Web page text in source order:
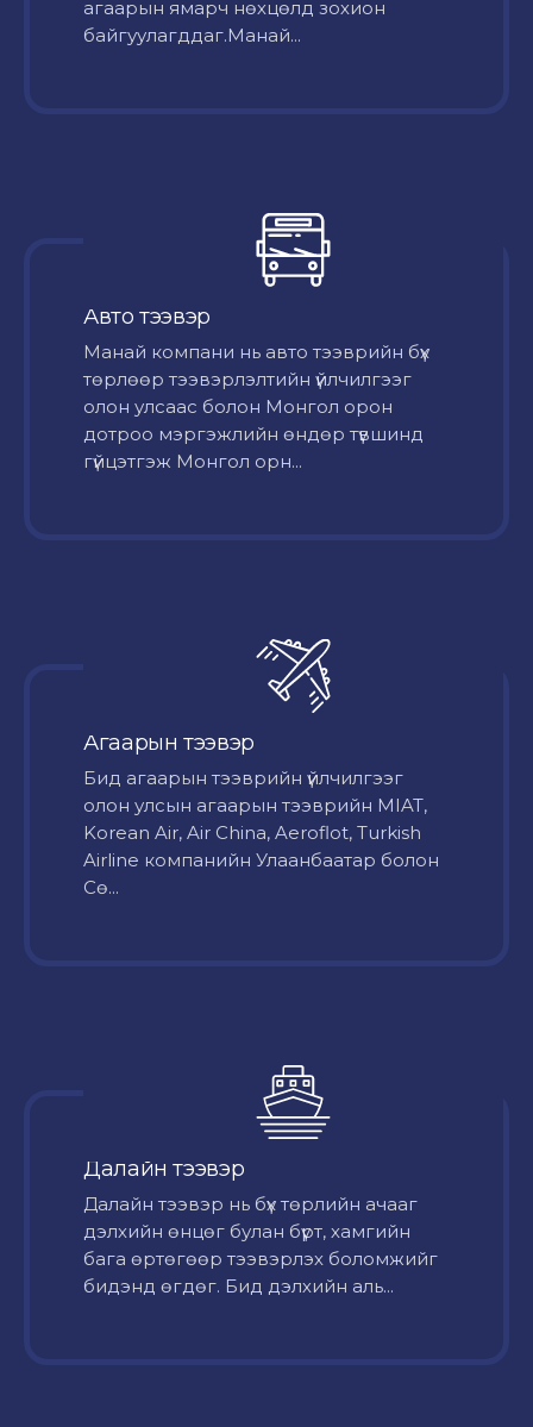
агаарын ямарч нөхцөлд зохион
байгуулагддаг.Манай...
Авто тээвэр
Mанай компани нь авто тээврийн бүх
төрлөөр тээвэрлэлтийн үйлчилгээг
олон улсаас болон Монгол орон
дотроо мэргэжлийн өндөр түвшинд
гүйцэтгэж Монгол орн...
Агаарын тээвэр
Бид агаарын тээврийн үйлчилгээг
олон улсын агаарын тээврийн MIAT,
Korean Air, Air China, Aeroflot, Turkish
Airline компанийн Улаанбаатар болон
Сө...
Далайн тээвэр
Далайн тээвэр нь бүх төрлийн ачааг
дэлхийн өнцөг булан бүрт, хамгийн
бага өртөгөөр тээвэрлэх боломжийг
бидэнд өгдөг. Бид дэлхийн аль...